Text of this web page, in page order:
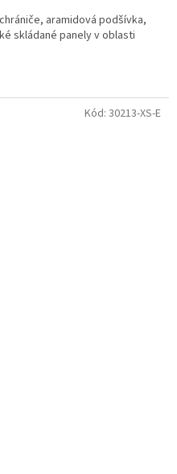
aramidová podšívka,
skládané panely v oblasti
Kód: 30213-XS-E